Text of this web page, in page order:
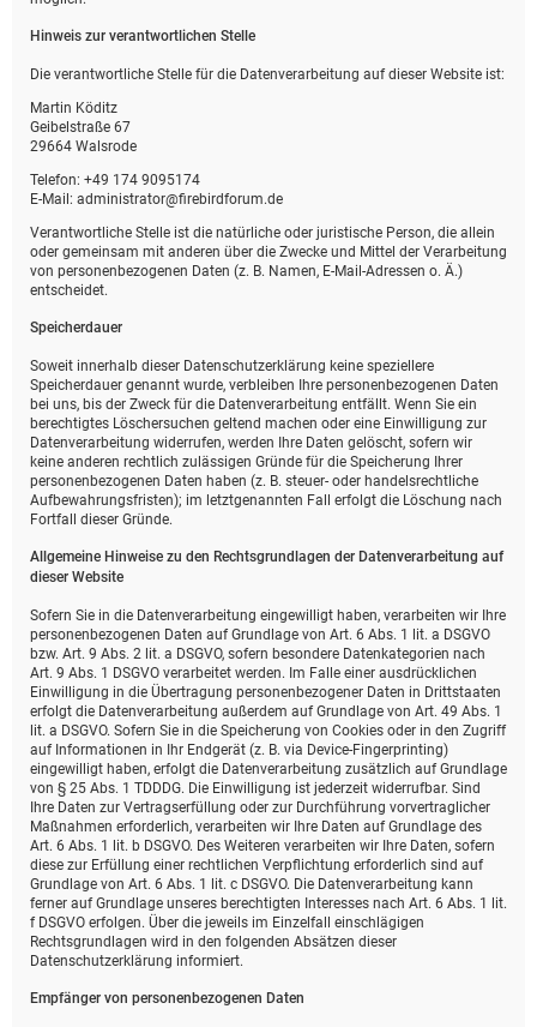
Hinweis zur verantwortlichen Stelle
Die verantwortliche Stelle für die Datenverarbeitung auf dieser Website ist:
Martin Köditz
Geibelstraße 67
29664 Walsrode
Telefon: +49 174 9095174
E-Mail: administrator@firebirdforum.de
Verantwortliche Stelle ist die natürliche oder juristische Person, die allein
oder gemeinsam mit anderen über die Zwecke und Mittel der Verarbeitung
von personenbezogenen Daten (z. B. Namen, E-Mail-Adressen o. Ä.)
entscheidet.
Speicherdauer
Soweit innerhalb dieser Datenschutzerklärung keine speziellere
Speicherdauer genannt wurde, verbleiben Ihre personenbezogenen Daten
bei uns, bis der Zweck für die Datenverarbeitung entfällt. Wenn Sie ein
berechtigtes Löschersuchen geltend machen oder eine Einwilligung zur
Datenverarbeitung widerrufen, werden Ihre Daten gelöscht, sofern wir
keine anderen rechtlich zulässigen Gründe für die Speicherung Ihrer
personenbezogenen Daten haben (z. B. steuer- oder handelsrechtliche
Aufbewahrungsfristen); im letztgenannten Fall erfolgt die Löschung nach
Fortfall dieser Gründe.
Allgemeine Hinweise zu den Rechtsgrundlagen der Datenverarbeitung auf
dieser Website
Sofern Sie in die Datenverarbeitung eingewilligt haben, verarbeiten wir Ihre
personenbezogenen Daten auf Grundlage von Art. 6 Abs. 1 lit. a DSGVO
bzw. Art. 9 Abs. 2 lit. a DSGVO, sofern besondere Datenkategorien nach
Art. 9 Abs. 1 DSGVO verarbeitet werden. Im Falle einer ausdrücklichen
Einwilligung in die Übertragung personenbezogener Daten in Drittstaaten
erfolgt die Datenverarbeitung außerdem auf Grundlage von Art. 49 Abs. 1
lit. a DSGVO. Sofern Sie in die Speicherung von Cookies oder in den Zugriff
auf Informationen in Ihr Endgerät (z. B. via Device-Fingerprinting)
eingewilligt haben, erfolgt die Datenverarbeitung zusätzlich auf Grundlage
von § 25 Abs. 1 TDDDG. Die Einwilligung ist jederzeit widerrufbar. Sind
Ihre Daten zur Vertragserfüllung oder zur Durchführung vorvertraglicher
Maßnahmen erforderlich, verarbeiten wir Ihre Daten auf Grundlage des
Art. 6 Abs. 1 lit. b DSGVO. Des Weiteren verarbeiten wir Ihre Daten, sofern
diese zur Erfüllung einer rechtlichen Verpflichtung erforderlich sind auf
Grundlage von Art. 6 Abs. 1 lit. c DSGVO. Die Datenverarbeitung kann
ferner auf Grundlage unseres berechtigten Interesses nach Art. 6 Abs. 1 lit.
f DSGVO erfolgen. Über die jeweils im Einzelfall einschlägigen
Rechtsgrundlagen wird in den folgenden Absätzen dieser
Datenschutzerklärung informiert.
Empfänger von personenbezogenen Daten